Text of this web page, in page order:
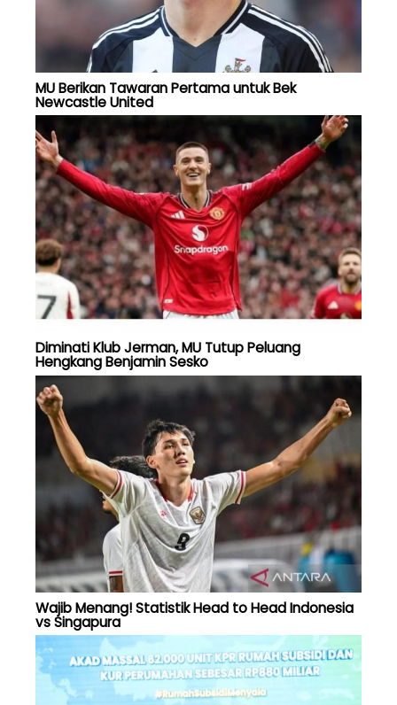
MU Berikan Tawaran Pertama untuk Bek
Newcastle United
Diminati Klub Jerman, MU Tutup Peluang
Hengkang Benjamin Sesko
Wajib Menang! Statistik Head to Head Indonesia
vs Singapura